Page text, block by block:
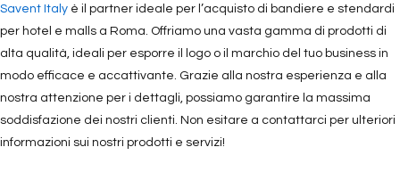
Savent Italy è il partner ideale per l’acquisto di bandiere e stendardi
per hotel e malls a Roma. Offriamo una vasta gamma di prodotti di
alta qualità, ideali per esporre il logo o il marchio del tuo business in
modo efficace e accattivante. Grazie alla nostra esperienza e alla
nostra attenzione per i dettagli, possiamo garantire la massima
soddisfazione dei nostri clienti. Non esitare a contattarci per ulteriori
informazioni sui nostri prodotti e servizi!